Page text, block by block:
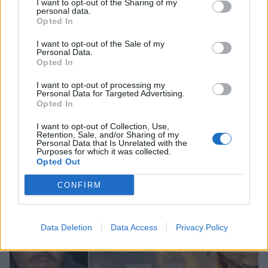
I want to opt-out of the Sharing of my
personal data.
Opted In
I want to opt-out of the Sale of my
Personal Data.
Opted In
I want to opt-out of processing my
Personal Data for Targeted Advertising.
Opted In
I want to opt-out of Collection, Use,
Retention, Sale, and/or Sharing of my
Personal Data that Is Unrelated with the
Purposes for which it was collected.
Opted Out
CONFIRM
Data Deletion Data Access Privacy Policy
29χρονη οδηγός
04/08/2026 19:07